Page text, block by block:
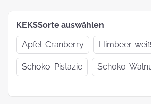
Wir
KEKSSorte auswählen
Apfel-Cranberry
Himbeer-
Schoko-Pistazie Schoko-